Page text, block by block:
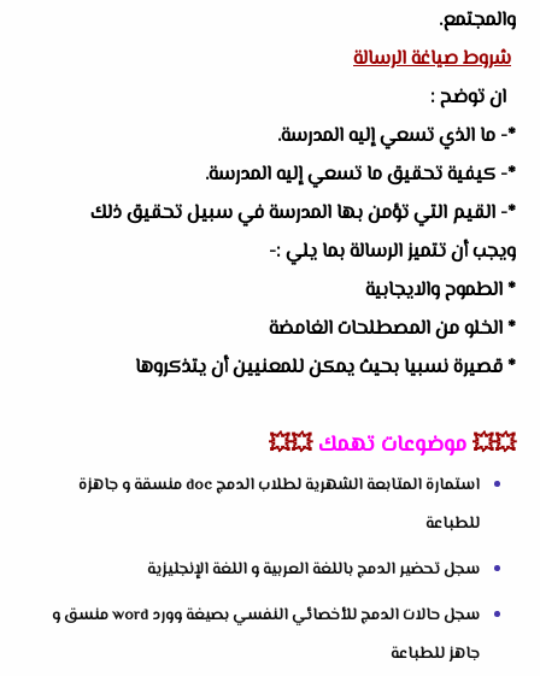
والمجتمع.
شروط صياغة الرسالة
ان توضح :
*- ما الذي تسعي إليه المدرسة.
*- كيفية تحقيق ما تسعي إليه المدرسة.
*- القيم التي تؤمن بها المدرسة في سبيل تحقيق ذلك
ويجب أن تتميز الرسالة بما يلي :-
* الطموح والايجابية
* الخلو من المصطلحات الغامضة
* قصيرة نسبيا بحيث يمكن للمعنيين أن يتذكروها
💥💥موضوعات تهمك 💥💥
استمارة المتابعة الشهرية لطلاب الدمج doc منسقة و جاهزة
للطباعة
سجل تحضير الدمج باللغة العربية و اللغة الإنجليزية
سجل حالات الدمج للأخصائي النفسي بصيغة وورد word منسق و
جاهز للطباعة